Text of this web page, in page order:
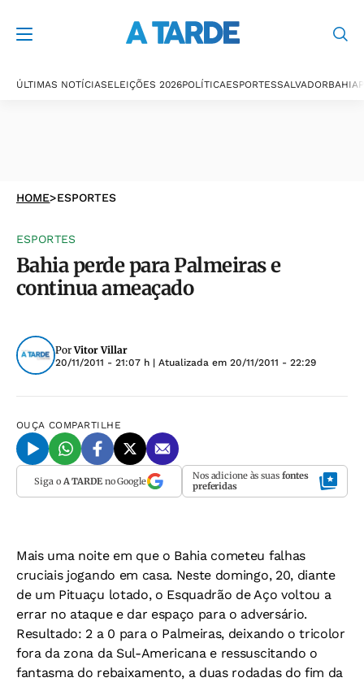
ÚLTIMAS NOTÍCIASELEIÇÕES 2026POLÍTICAESPORTESSALVADORBAHIA
HOME>ESPORTES
ESPORTES
Bahia perde para Palmeiras e
continua ameaçado
PorVitor Villar
20/11/2011 - 21:07 h | Atualizada em 20/11/2011 - 22:29
OUÇA COMPARTILHE
Siga o A TARDEno Google Nos adicione às suas fontes
preferidas
Mais uma noite em que o Bahia cometeu falhas
cruciais jogando em casa. Neste domingo, 20, diante
de um Pituaçu lotado, o Esquadrão de Aço voltou a
errar no ataque e dar espaço para o adversário.
Resultado: 2 a 0 para o Palmeiras, deixando o tricolor
fora da zona da Sul-Americana e ressuscitando o
fantasma do rebaixamento, a duas rodadas do fim da